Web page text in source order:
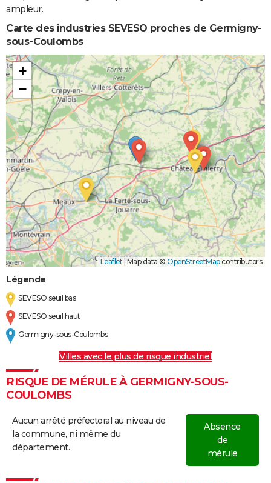
ampleur.
Carte des industries SEVESO proches de Germigny-
sous-Coulombs
+
−
Leaflet Map data © OpenStreetMapcontributors
Légende
SEVESO seuil bas
SEVESO seuil haut
Germigny-sous-Coulombs
Villes avec le plus de risque industriel
RISQUE DE MÉRULE À GERMIGNY-SOUS-
COULOMBS
Aucun arrêté préfectoral au niveau de
la commune, ni même du
département.
Absence
de
mérule